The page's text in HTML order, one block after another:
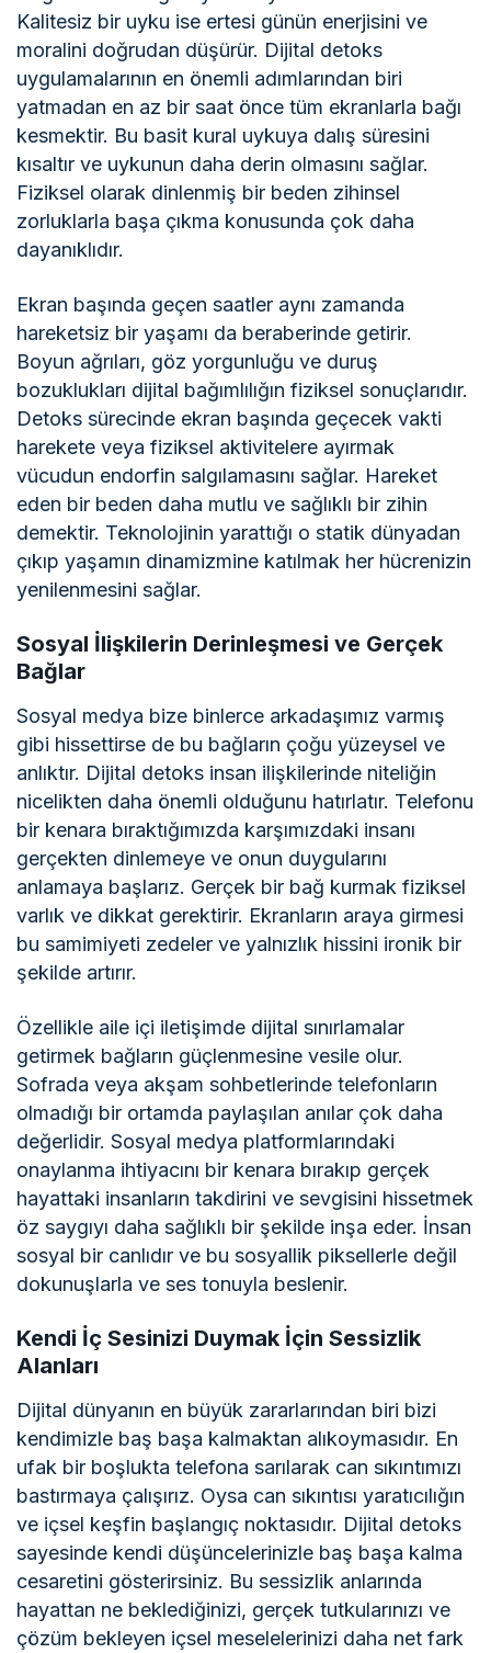
Kalitesiz bir uyku ise ertesi günün enerjisini ve
moralini doğrudan düşürür. Dijital detoks
uygulamalarının en önemli adımlarından biri
yatmadan en az bir saat önce tüm ekranlarla bağı
kesmektir. Bu basit kural uykuya dalış süresini
kısaltır ve uykunun daha derin olmasını sağlar.
Fiziksel olarak dinlenmiş bir beden zihinsel
zorluklarla başa çıkma konusunda çok daha
dayanıklıdır.
Ekran başında geçen saatler aynı zamanda
hareketsiz bir yaşamı da beraberinde getirir.
Boyun ağrıları, göz yorgunluğu ve duruş
bozuklukları dijital bağımlılığın fiziksel sonuçlarıdır.
Detoks sürecinde ekran başında geçecek vakti
harekete veya fiziksel aktivitelere ayırmak
vücudun endorfin salgılamasını sağlar. Hareket
eden bir beden daha mutlu ve sağlıklı bir zihin
demektir. Teknolojinin yarattığı o statik dünyadan
çıkıp yaşamın dinamizmine katılmak her hücrenizin
yenilenmesini sağlar.
Sosyal İlişkilerin Derinleşmesi ve Gerçek
Bağlar
Sosyal medya bize binlerce arkadaşımız varmış
gibi hissettirse de bu bağların çoğu yüzeysel ve
anlıktır. Dijital detoks insan ilişkilerinde niteliğin
nicelikten daha önemli olduğunu hatırlatır. Telefonu
bir kenara bıraktığımızda karşımızdaki insanı
gerçekten dinlemeye ve onun duygularını
anlamaya başlarız. Gerçek bir bağ kurmak fiziksel
varlık ve dikkat gerektirir. Ekranların araya girmesi
bu samimiyeti zedeler ve yalnızlık hissini ironik bir
şekilde artırır.
Özellikle aile içi iletişimde dijital sınırlamalar
getirmek bağların güçlenmesine vesile olur.
Sofrada veya akşam sohbetlerinde telefonların
olmadığı bir ortamda paylaşılan anılar çok daha
değerlidir. Sosyal medya platformlarındaki
onaylanma ihtiyacını bir kenara bırakıp gerçek
hayattaki insanların takdirini ve sevgisini hissetmek
öz saygıyı daha sağlıklı bir şekilde inşa eder. İnsan
sosyal bir canlıdır ve bu sosyallik piksellerle değil
dokunuşlarla ve ses tonuyla beslenir.
Kendi İç Sesinizi Duymak İçin Sessizlik
Alanları
Dijital dünyanın en büyük zararlarından biri bizi
kendimizle baş başa kalmaktan alıkoymasıdır. En
ufak bir boşlukta telefona sarılarak can sıkıntımızı
bastırmaya çalışırız. Oysa can sıkıntısı yaratıcılığın
ve içsel keşfin başlangıç noktasıdır. Dijital detoks
sayesinde kendi düşüncelerinizle baş başa kalma
cesaretini gösterirsiniz. Bu sessizlik anlarında
hayattan ne beklediğinizi, gerçek tutkularınızı ve
çözüm bekleyen içsel meselelerinizi daha net fark